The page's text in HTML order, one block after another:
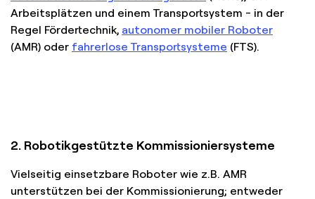
Arbeitsplätzen und einem Transportsystem - in der
Regel Fördertechnik, autonomer mobiler Roboter
(AMR) oder fahrerlose Transportsysteme (FTS).
2. Robotikgestützte Kommissioniersysteme
Vielseitig einsetzbare Roboter wie z.B. AMR
unterstützen bei der Kommissionierung; entweder